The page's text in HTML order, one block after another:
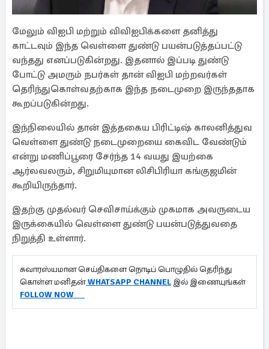
மேலும் விஐபி மற்றும் விவிஐபிக்களை தனித்து
காட்டவும் இந்த வெள்ளை துண்டு பயன்படுத்தப்பட்டு
வந்தது எனப்படுகின்றது. இதனால் இப்படி துண்டு
போட்டு அமரும் நபர்கள் தான் விஐபி மற்றவர்கள்
தெரிந்துகொள்வதற்காக இந்த நடைமுறை இருந்ததாக
கூறப்படுகின்றது.
இந்நிலையில் தான் இத்தகைய பிரிட்டிஷ் காலனித்துவ
வெள்ளை துண்டு நடைமுறையை கைவிட வேண்டும்
என்று மணிப்பூரை சேர்ந்த 14 வயது இயற்கை
ஆர்லவலரும், சிறுமியுமான லிசிபிரியா கங்குஜமின்
கூறியிருந்தார்.
இதற்கு முதல்வர் செவிசாய்க்கும் முகமாக அவருடைய
இருக்கையில் வெள்ளை துண்டு பயன்படுத்துவதை
நிறுத்தி உள்ளார்.
சுவாரஸ்யமான செய்திகளை நொடிப் பொழுதில் தெரிந்து
கொள்ள மனிதன்WHATSAPP CHANNEL இல் இணையுங்கள்
FOLLOW NOW